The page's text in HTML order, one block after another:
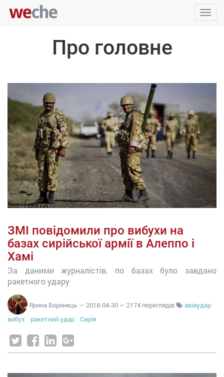
Про головне
ЗМІ повідомили про вибухи на
базах сирійської армії в Алеппо і
Хамі
За даними журналістів, по базах було завдано
ракетного удару
Ярина Боринець — 2018-04-30 — 2174 переглядів
авіаудар
вибух
ракетний удар Сирія